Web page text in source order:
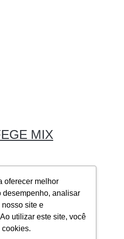
oferecer melhor
desempenho, analisar
site e
utilizar este site, você
cookies.
MIX